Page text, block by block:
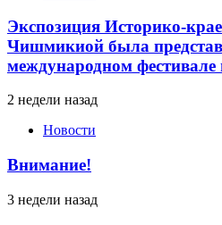
Экспозиция Историко-
Чишмикиой была
международном
2 недели назад
Новости
Внимание!
3 недели назад